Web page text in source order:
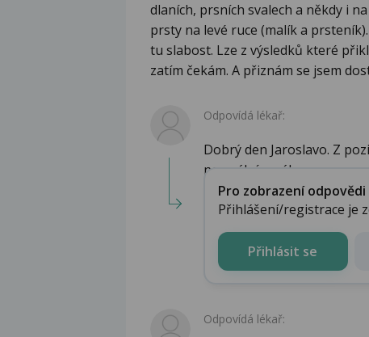
dlaních, prsních svalech a někdy i
prsty na levé ruce (malík a
tu slabost. Lze z výsledků které
zatím čekám. A přiznám se jsem
Odpovídá lékař:
Dobrý den Jaroslavo. Z
normálním nálezu ...
Pro zobrazení
Přihlášení/registrace je
Přihlásit se
Odpovídá lékař: